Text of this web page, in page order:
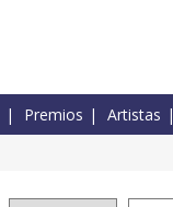
Premios Artistas